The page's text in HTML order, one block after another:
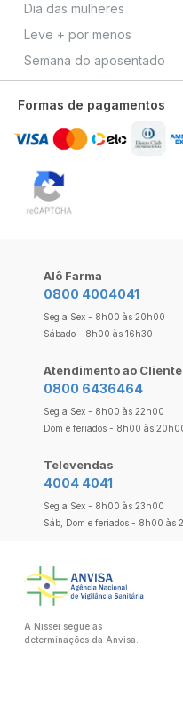
Dia das mulheres
Leve + por menos
Semana do aposentado
Formas de pagamentos
Alô Farma
0800 4004041
Seg a Sex - 8h00 às 20h00
Sábado - 8h00 às 16h30
Atendimento ao Cliente
0800 6436464
Seg a Sex - 8h00 às 22h00
Dom e feriados - 8h00 às
Televendas
4004 4041
Seg a Sex - 8h00 às 23h00
Sáb, Dom e feriados - 8h00 às
A Nissei segue as
determinações da Anvisa.